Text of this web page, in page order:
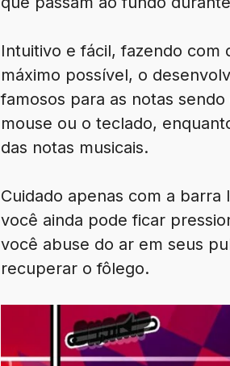
Intuitivo e fácil, fazendo com
máximo possível, o
famosos para as notas
mouse ou o teclado,
das notas musicais.
Cuidado apenas com a
você ainda pode ficar
você abuse do ar em seus
recuperar o fôlego.